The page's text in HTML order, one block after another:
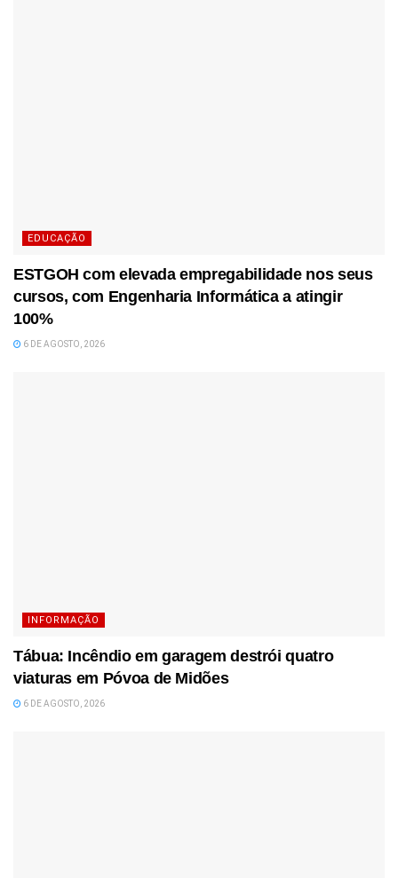
EDUCAÇÃO
ESTGOH com elevada empregabilidade nos seus
cursos, com Engenharia Informática a atingir
100%
6 DE AGOSTO, 2026
INFORMAÇÃO
Tábua: Incêndio em garagem destrói quatro
viaturas em Póvoa de Midões
6 DE AGOSTO, 2026